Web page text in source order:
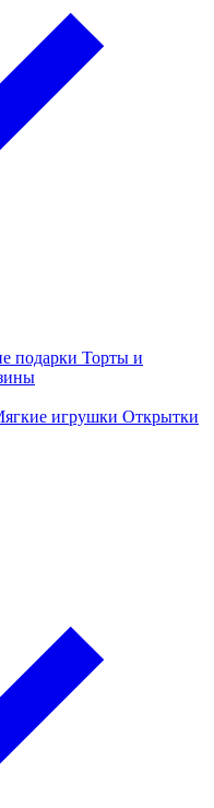
подарки Торты и
игрушки Открытки